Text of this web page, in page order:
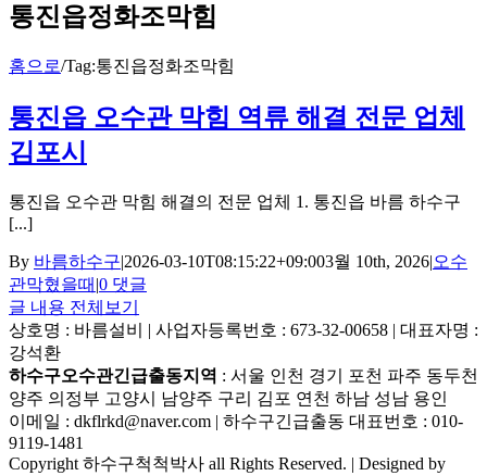
통진읍정화조막힘
홈으로/Tag:통진읍정화조막힘
통진읍 오수관 막힘 역류 해결 전문 업체
김포시
통진읍 오수관 막힘 해결의 전문 업체 1. 통진읍 바름 하수구
[...]
By 바름하수구|2026-03-10T08:15:22+09:003월 10th, 2026|오수
관막혔을때 |0 댓글
글 내용 전체보기
상호명 : 바름설비 | 사업자등록번호 : 673-32-00658 | 대표자명 :
강석환
하수구오수관긴급출동지역 : 서울 인천 경기 포천 파주 동두천
양주 의정부 고양시 남양주 구리 김포 연천 하남 성남 용인
이메일 : dkflrkd@naver.com | 하수구긴급출동 대표번호 : 010-
9119-1481
Copyright 하수구척척박사 all Rights Reserved. | Designed by